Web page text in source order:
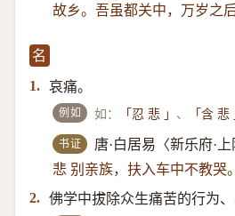
故乡。吾虽都关中，万岁之
名
1. 哀痛。
例如 如： 「忍 悲 」 、 「含 悲
书证 唐·白居易〈新乐府·上
悲 别亲族，扶入车中不教哭
2. 佛学中拔除众生痛苦的行为、